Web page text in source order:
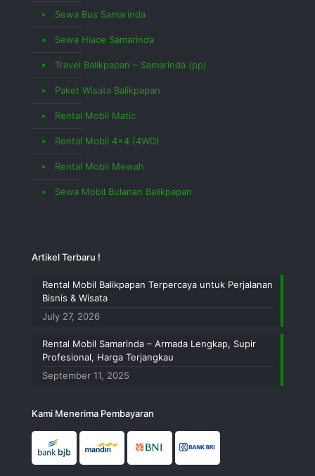
Sewa Bus Samarinda
Sewa Hiace Samarinda
Travel Balikpapan – Samarinda (pp)
Paket Wisata Balikpapan
Rental Mobil Matic
Rental Mobil 4×4 (4WD)
Rental Mobil Mewah
Sewa Mobil Bulanan Balikpapan
Artikel Terbaru !
Rental Mobil Balikpapan Terpercaya untuk Perjalanan
Bisnis & Wisata
July 27, 2026
Rental Mobil Samarinda – Armada Lengkap, Supir
Profesional, Harga Terjangkau
September 11, 2025
Kami Menerima Pembayaran